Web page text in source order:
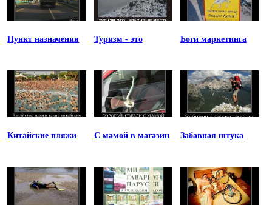
Пункт назначения Туризм - это Боги маркетинга
Китайские пляжи С мамой в магазин Забавная штука